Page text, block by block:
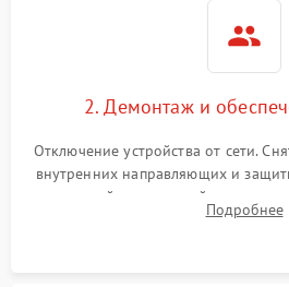
2. Демонтаж и
Отключение устройства от сети.
внутренних направляющих и
задней или верхней панели
нагревательным элементам,
Подробнее